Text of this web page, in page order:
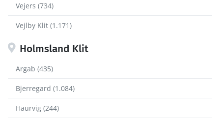
Vejers (734)
Vejlby Klit (1.171)
Holmsland Klit
Argab (435)
Bjerregard (1.084)
Haurvig (244)